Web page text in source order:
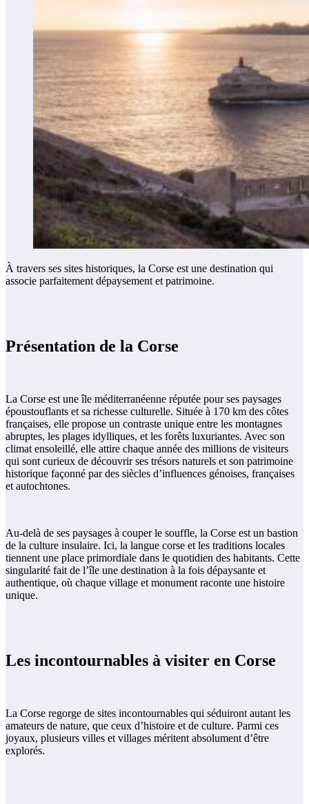
À travers ses sites historiques, la Corse est une destination qui
associe parfaitement dépaysement et patrimoine.
Présentation de la Corse
La Corse est une île méditerranéenne réputée pour ses paysages
époustouflants et sa richesse culturelle. Située à 170 km des côtes
françaises, elle propose un contraste unique entre les montagnes
abruptes, les plages idylliques, et les forêts luxuriantes​. Avec son
climat ensoleillé, elle attire chaque année des millions de visiteurs
qui sont curieux de découvrir ses trésors naturels et son patrimoine
historique façonné par des siècles d’influences génoises, françaises
et autochtones.
Au-delà de ses paysages à couper le souffle, la Corse est un bastion
de la culture insulaire. Ici, la langue corse et les traditions locales
tiennent une place primordiale dans le quotidien des habitants. Cette
singularité fait de l’île une destination à la fois dépaysante et
authentique, où chaque village et monument raconte une histoire
unique.
Les incontournables à visiter en Corse
La Corse regorge de sites incontournables qui séduiront autant les
amateurs de nature, que ceux d’histoire et de culture. Parmi ces
joyaux, plusieurs villes et villages méritent absolument d’être
explorés.